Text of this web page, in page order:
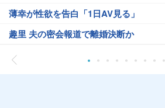
薄幸が性欲を告白「1日AV見る」
趣里 夫の密会報道で離婚決断か